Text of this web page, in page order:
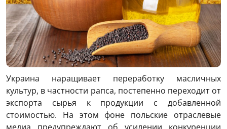
Украина наращивает переработку масличных
культур, в частности рапса, постепенно переходит от
экспорта сырья к продукции с добавленной
стоимостью. На этом фоне польские отраслевые